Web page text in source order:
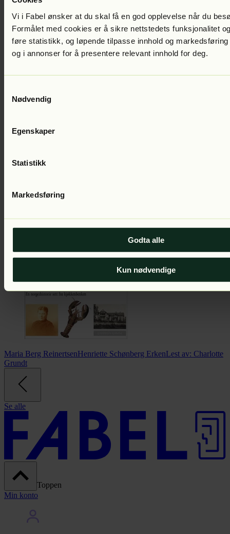
Vi i Fabel ønsker at du skal få en god opplevelse når du
Formålet med cookies er å sikre nettstedets funksjonalitet
føre statistikk, og løpende tilpasse innhold og markedsføring
og i annonser for å presentere relevant innhold for deg.
Nødvendig
Egenskaper
Statistikk
Markedsføring
Godta alle
Kun nødvendige
Andre bøker av Maria Berg Reinertsen
Maria Berg ReinertsenHenriette Schønberg ErkenLest av: Charlotte
Grundt
Se alle
Toppen
Min konto